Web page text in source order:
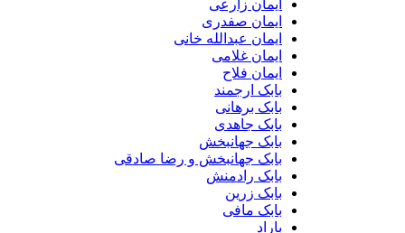
ایمان زارعی
ایمان صفدری
ایمان عبدالله خانی
ایمان غلامی
ایمان فلاح
بابک ارجمند
بابک برهانی
بابک جاهدی
بابک جهانبخش
بابک جهانبخش و رضا صادقی
بابک رادمنش
بابک زرین
بابک مافی